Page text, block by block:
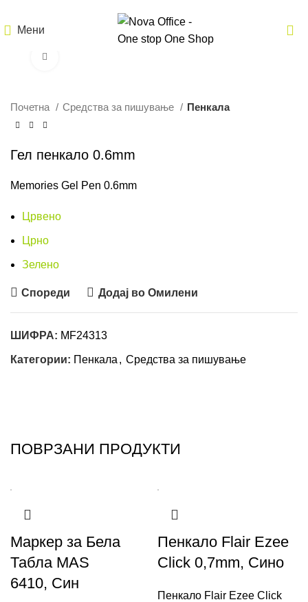
Мени
Почетна Средства за пишување Пенкала
Гел пенкало 0.6mm
Memories Gel Pen 0.6mm
Црвено
Црно
Зелено
Спореди Додај во Омилени
ШИФРА: MF24313
Категории: Пенкала , Средства за пишување
ПОВРЗАНИ ПРОДУКТИ
Маркер за Бела
Табла MAS
6410, Син
Пенкало Flair Ezee
Click 0,7mm, Сино
Пенкало Flair Ezee Click